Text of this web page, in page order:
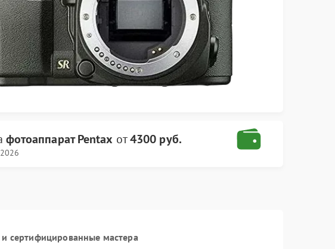
фотоаппарат Pentax от4300 руб.
сертифицированные мастера